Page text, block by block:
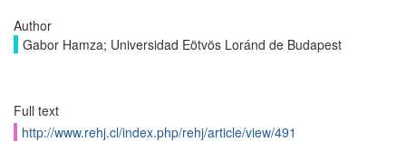
Author
Gabor Hamza; Universidad Eötvös Loránd de Budapest
Full text
http://www.rehj.cl/index.php/rehj/article/view/491